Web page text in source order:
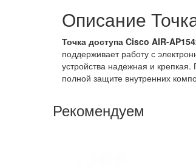
Описание
Точка доступа Cisco AIR-
поддерживает работу с
устройства надежная и крепкая.
полной защите внутренних
Рекомендуем